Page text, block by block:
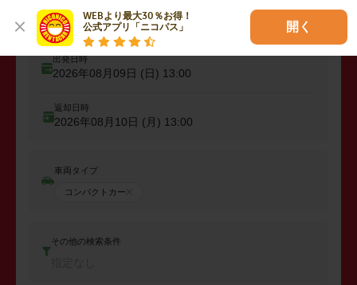
WEBより最大30％お得！
公式アプリ「ニコパス」
開く
純心学園前駅
出発日時
2026年08月09日 (日) 13:00
返却日時
2026年08月10日 (月) 13:00
車両タイプ
コンパクトカー
その他の検索条件